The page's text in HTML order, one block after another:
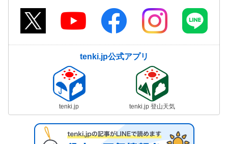
tenki.jp公式アプリ
tenki.jp tenki.jp 登山天気